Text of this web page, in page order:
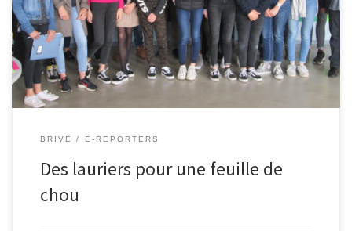
personnalités pour leur remettre le « Grand prix de la qualité
rédactionnelle », et , cerise sur le gateau, un « Prix spécial La
Trousse corrézienne » pour distinguer un article particulier :
« Tomates au ski ». Après avoir fait le poireau, pour attendre les
[…]
BRIVE E-REPORTERS
Des lauriers pour une feuille de
chou